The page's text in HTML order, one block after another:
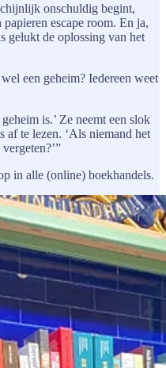
onschuldig begint,
escape room. En ja,
gelukt de oplossing van het
een geheim? Iedereen weet
is.’ Ze neemt een slok
af te lezen. ‘Als niemand het
in alle (online) boekhandels.